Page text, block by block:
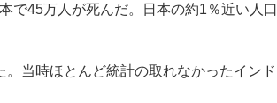
で45万人が死んだ。日本の約1％近い人口
当時ほとんど統計の取れなかったインド